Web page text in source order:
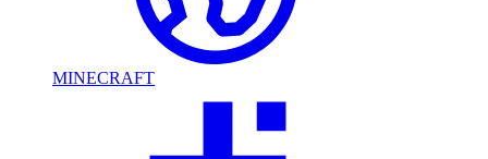
MINECRAFT